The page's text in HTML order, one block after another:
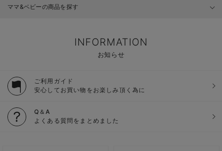
ママ&ベビーの商品を探す
INFORMATION
お知らせ
ご利用ガイド
安心してお買い物をお楽しみ頂く為に
Q＆A
よくある質問をまとめました